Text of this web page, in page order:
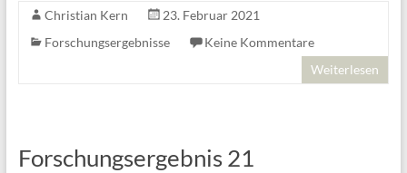
Christian Kern
23. Februar 2021
Forschungsergebnisse
Keine Kommentare
Weiterlesen
Forschungsergebnis 21